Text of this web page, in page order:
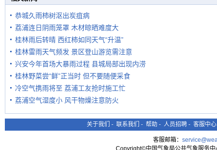
恭城久雨柿树沤出炭疽病
荔浦连日阴雨笼罩 木材晾晒难度大
桂林雨后转晴 西红柿如同天气“升温”
桂林雷雨天气频发 景区登山游览需注意
兴安今年首场大暴雨过程 县城局部出现内涝
桂林野菜尝“鲜”正当时 但不要随便采食
冷空气携雨将至 荔浦工友抢时施工忙
荔浦空气湿度小 风干物燥注意防火
关于我们 - 联系我们 - 帮助 - 人员招聘 - 客服中心
客服邮箱：
Copyright©中国气象局公共气象服务